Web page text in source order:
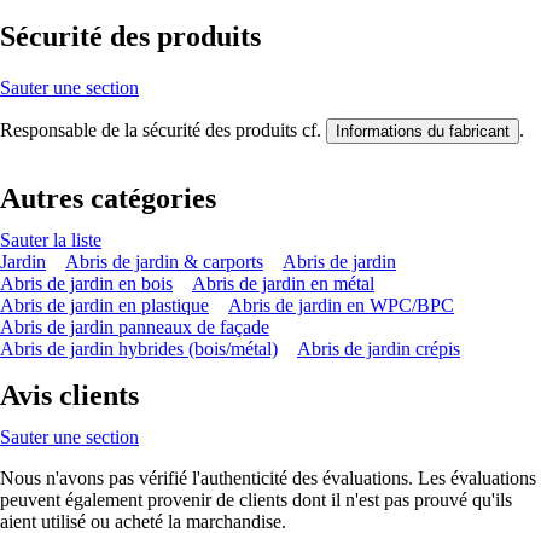
Sécurité des produits
Sauter une section
Responsable de la sécurité des produits cf. Informations du fabricant .
Autres catégories
Sauter la liste
Jardin
Abris de jardin & carports
Abris de jardin
Abris de jardin en bois
Abris de jardin en métal
Abris de jardin en plastique
Abris de jardin en WPC/BPC
Abris de jardin panneaux de façade
Abris de jardin hybrides (bois/métal)
Abris de jardin crépis
Avis clients
Sauter une section
Nous n'avons pas vérifié l'authenticité des évaluations. Les évaluations
peuvent également provenir de clients dont il n'est pas prouvé qu'ils
aient utilisé ou acheté la marchandise.